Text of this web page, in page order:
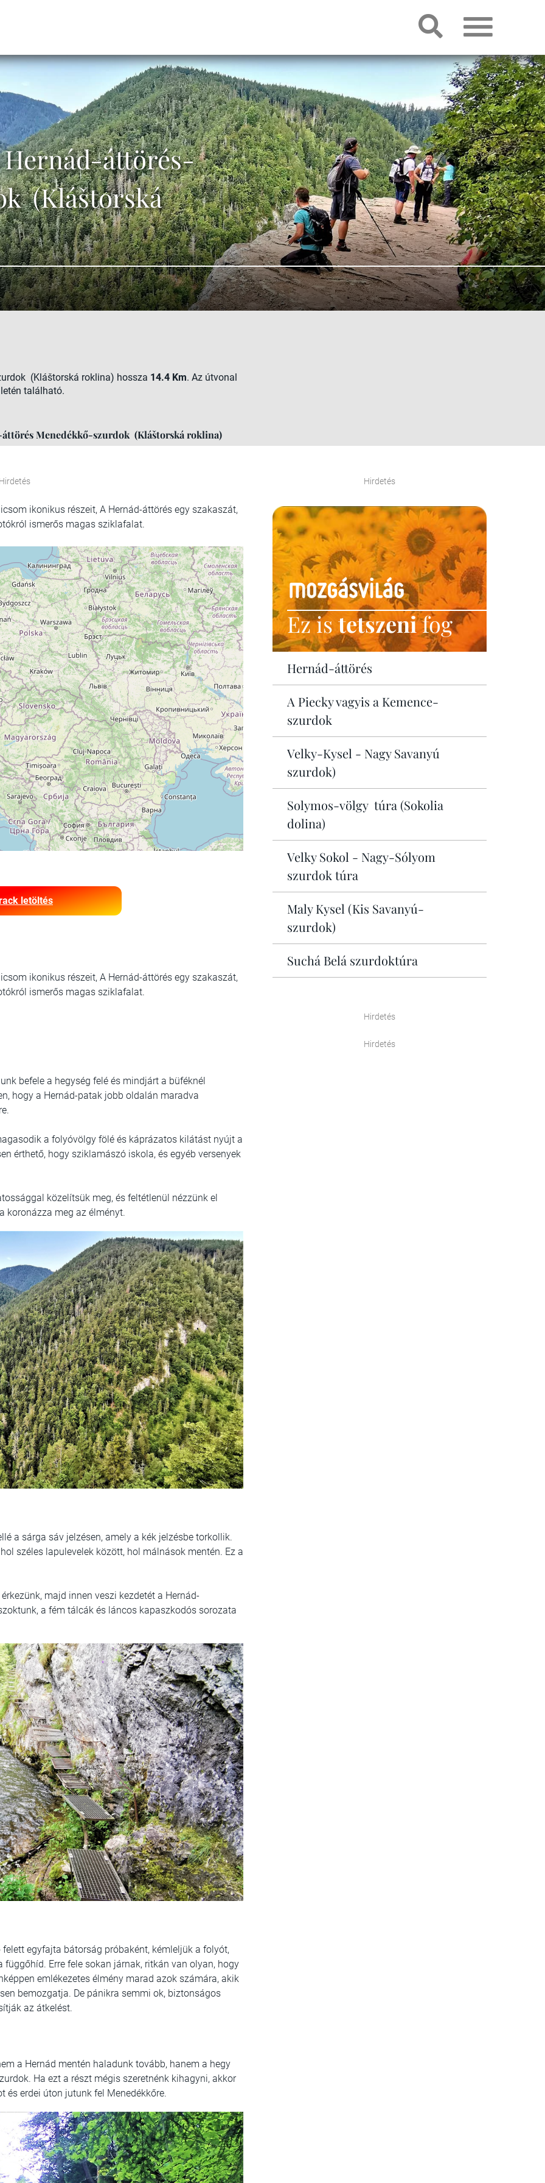
áttörés-
(Kláštorská
(Kláštorská roklina) hossza 14.4 Km. Az útvonal
található.
Menedékkő-szurdok (Kláštorská roklina)
ikonikus részeit, A Hernád-áttörés egy szakaszát,
ismerős magas sziklafalat.
letöltés
ikonikus részeit, A Hernád-áttörés egy szakaszát,
ismerős magas sziklafalat.
befele a hegység felé és mindjárt a büféknél
hogy a Hernád-patak jobb oldalán maradva
a folyóvölgy fölé és káprázatos kilátást nyújt a
érthető, hogy sziklamászó iskola, és egyéb versenyek
közelítsük meg, és feltétlenül nézzünk el
koronázza meg az élményt.
a sárga sáv jelzésen, amely a kék jelzésbe torkollik.
széles lapulevelek között, hol málnások mentén. Ez a
majd innen veszi kezdetét a Hernád-
a fém tálcák és láncos kapaszkodós sorozata
egyfajta bátorság próbaként, kémleljük a folyót,
Erre fele sokan járnak, ritkán van olyan, hogy
emlékezetes élmény marad azok számára, akik
bemozgatja. De pánikra semmi ok, biztonságos
az átkelést.
a Hernád mentén haladunk tovább, hanem a hegy
Ha ezt a részt mégis szeretnénk kihagyni, akkor
és erdei úton jutunk fel Menedékkőre.
Hirdetés
Ez istetszenifog
Hernád-áttörés
A Piecky vagyis a Kemence-
szurdok
Velky-Kysel - Nagy Savanyú
szurdok)
Solymos-völgy túra (Sokolia
dolina)
Velky Sokol - Nagy-Sólyom
szurdok túra
Maly Kysel (Kis Savanyú-
szurdok)
Suchá Belá szurdoktúra
Hirdetés
Hirdetés